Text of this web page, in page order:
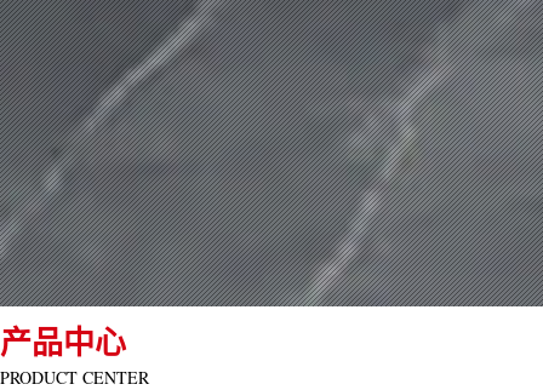
产品中心
PRODUCT CENTER